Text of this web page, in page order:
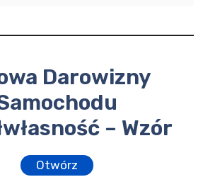
Darowizny
– Wzór
Otwórz